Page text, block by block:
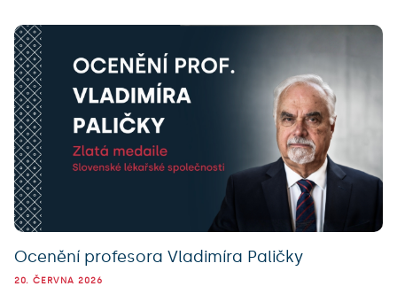
Ocenění profesora Vladimíra Paličky
20. ČERVNA 2026